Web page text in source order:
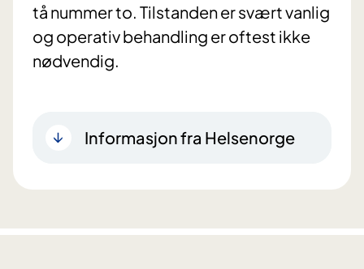
tå nummer to. Tilstanden er svært vanlig
og operativ behandling er oftest ikke
nødvendig.
Informasjon fra Helsenorge